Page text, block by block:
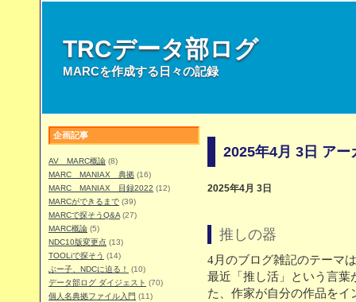
TRCデータ部ログ
MARCを作成する日々の記録
企画記事
AV MARC概論 (8)
MARC MANIAX 典拠 (16)
MARC MANIAX 目録2022 (12)
MARCができるまで (39)
MARCで探そうQ&A (27)
MARC概論 (5)
NDC10版変更点 (13)
TOOLiで探そう (14)
ぶー子、NDCに迫る！
(10)
データ部ログ ダイジェスト (70)
個人名典拠ファイル入門 (11)
2025年4月 3日 アー
2025年4月 3日
推しの器
4月のブログ雑記のテーマ
最近「推し活」という言葉
た、作家が自分の作品を